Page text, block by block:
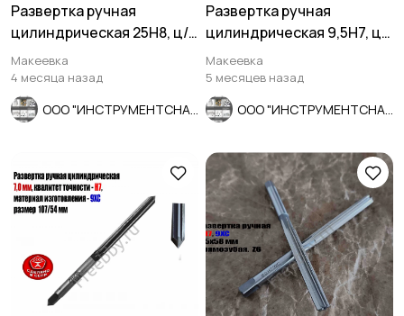
Развертка ручная
цилиндрическая 25Н8, ц/
х, 9ХС, 231/115 мм, Z8,
СССР.
Макеевка
4 месяца назад
Развертка ручная
цилиндрическая 9,5Н7, ц/
х, 9ХС, Z6, 124/62 мм,
СССР.
Макеевка
5 месяцев назад